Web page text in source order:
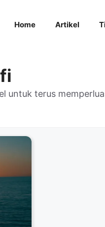
Home Artikel
untuk terus